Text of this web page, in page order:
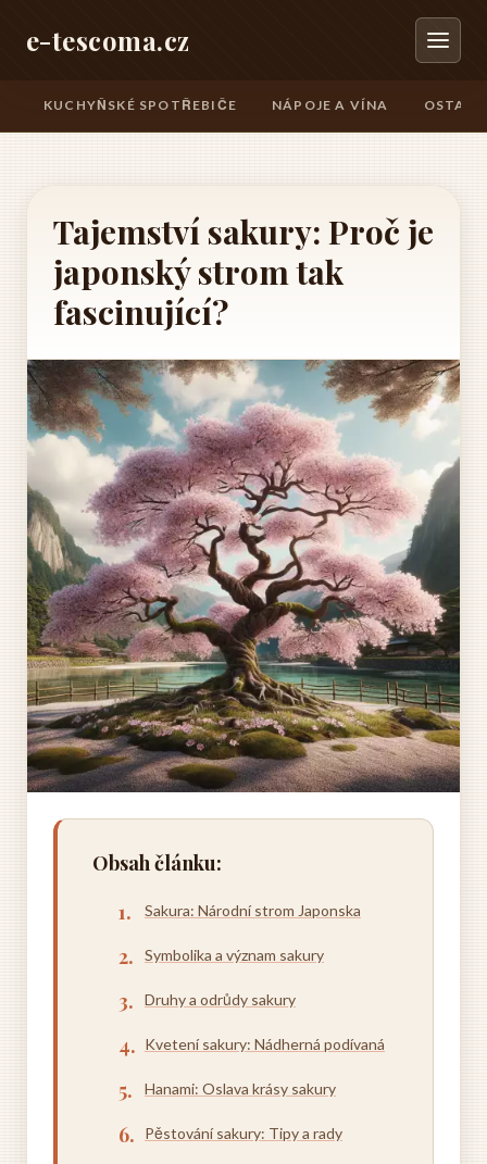
e-tescoma.cz
KUCHYŇSKÉ SPOTŘEBIČE NÁPOJE A VÍNA
Tajemství sakury: Proč je
japonský strom tak
fascinující?
Obsah článku:
Sakura: Národní strom Japonska
Symbolika a význam sakury
Druhy a odrůdy sakury
Kvetení sakury: Nádherná podívaná
Hanami: Oslava krásy sakury
Pěstování sakury: Tipy a rady